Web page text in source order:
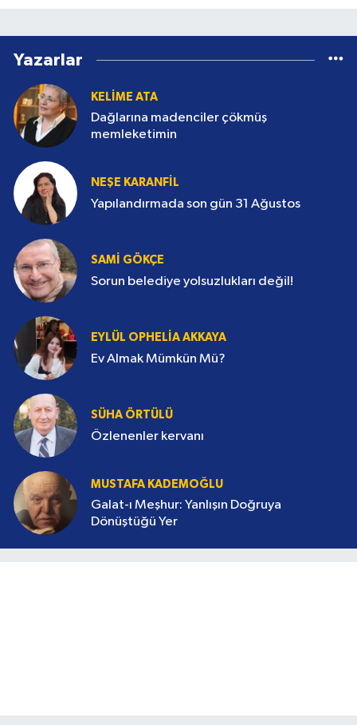
Yazarlar
memleketimin
NEŞE KARANFİL
Yapılandırmada son gün 31 Ağustos
SAMI GÖKÇE
Sorun belediye yolsuzlukları değil!
EYLÜL OPHELIA AKKAYA
Ev Almak Mümkün Mü?
SÜHA ÖRTÜLÜ
Özlenenler kervanı